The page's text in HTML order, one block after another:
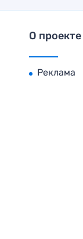
О проекте
Реклама